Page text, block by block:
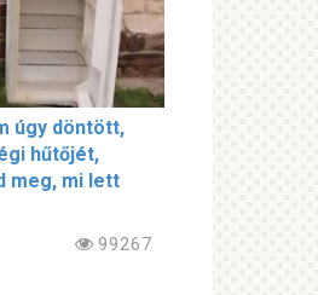
úgy döntött,
hűtőjét,
meg, mi lett
99267